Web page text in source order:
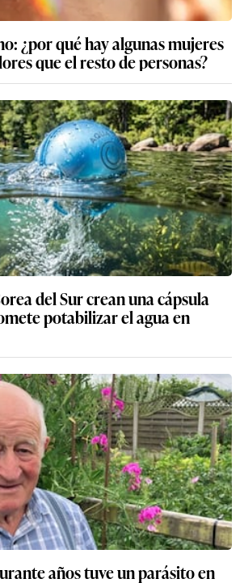
¿por qué hay algunas mujeres
que el resto de personas?
del Sur crean una cápsula
potabilizar el agua en
años tuve un parásito en